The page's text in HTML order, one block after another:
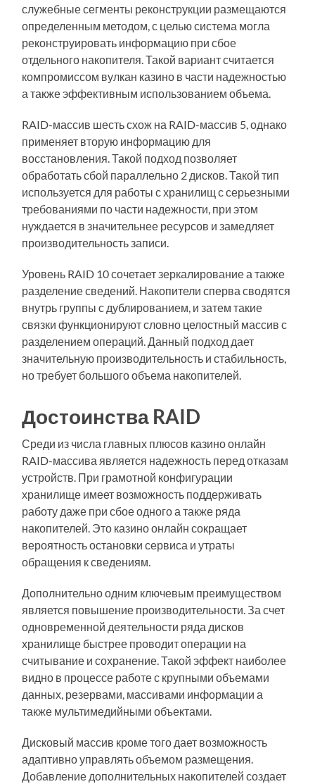
служебные сегменты реконструкции размещаются
определенным методом, с целью система могла
реконструировать информацию при сбое
отдельного накопителя. Такой вариант считается
компромиссом вулкан казино в части надежностью
а также эффективным использованием объема.
RAID-массив шесть схож на RAID-массив 5, однако
применяет вторую информацию для
восстановления. Такой подход позволяет
обработать сбой параллельно 2 дисков. Такой тип
используется для работы с хранилищ с серьезными
требованиями по части надежности, при этом
нуждается в значительнее ресурсов и замедляет
производительность записи.
Уровень RAID 10 сочетает зеркалирование а также
разделение сведений. Накопители сперва сводятся
внутрь группы с дублированием, и затем такие
связки функционируют словно целостный массив с
разделением операций. Данный подход дает
значительную производительность и стабильность,
но требует большого объема накопителей.
Достоинства RAID
Среди из числа главных плюсов казино онлайн
RAID-массива является надежность перед отказам
устройств. При грамотной конфигурации
хранилище имеет возможность поддерживать
работу даже при сбое одного а также ряда
накопителей. Это казино онлайн сокращает
вероятность остановки сервиса и утраты
обращения к сведениям.
Дополнительно одним ключевым преимуществом
является повышение производительности. За счет
одновременной деятельности ряда дисков
хранилище быстрее проводит операции на
считывание и сохранение. Такой эффект наиболее
видно в процессе работе с крупными объемами
данных, резервами, массивами информации а
также мультимедийными объектами.
Дисковый массив кроме того дает возможность
адаптивно управлять объемом размещения.
Добавление дополнительных накопителей создает